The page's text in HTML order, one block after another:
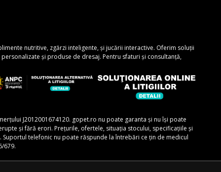
nutritive, zgărzi inteligente, și jucării interactive. Oferim soluții
și produse de dresaj. Pentru sfaturi și consultanță,
J2012001674120. gopet.ro nu poate garanta și nu își poate
și fără erori. Prețurile, ofertele, situația stocului, specificațiile și
telefonic nu poate răspunde la întrebări ce țin de medicul
679.